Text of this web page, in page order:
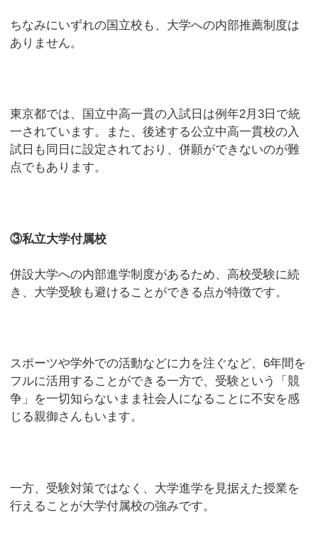
ちなみにいずれの国立校も、大学への内部推薦制度は
ありません。
東京都では、国立中高一貫の入試日は例年2月3日で統
一されています。また、後述する公立中高一貫校の入
試日も同日に設定されており、併願ができないのが難
点でもあります。
③私立大学付属校
併設大学への内部進学制度があるため、高校受験に続
き、大学受験も避けることができる点が特徴です。
スポーツや学外での活動などに力を注ぐなど、6年間を
フルに活用することができる一方で、受験という「競
争」を一切知らないまま社会人になることに不安を感
じる親御さんもいます。
一方、受験対策ではなく、大学進学を見据えた授業を
行えることが大学付属校の強みです。